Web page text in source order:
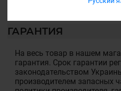
ГАРАНТИЯ
На весь товар в нашем
гарантия. Срок гарантии
законодательством
производителем запасных